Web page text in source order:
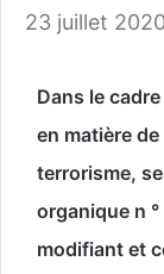
23 juillet 2020
Dans le
en matière
terrorisme,
organique n
modifiant et